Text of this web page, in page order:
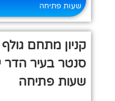
שעות פתיחה
קניון מתחם גולף
סנטר בעיר הדר
שעות פתיחה